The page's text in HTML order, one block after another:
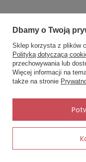
trwała, kolorowa,
Dbamy o Twoją
Sklep korzysta z plików
Polityką dotyczącą
przechowywania lub
Więcej informacji na
także na stronie